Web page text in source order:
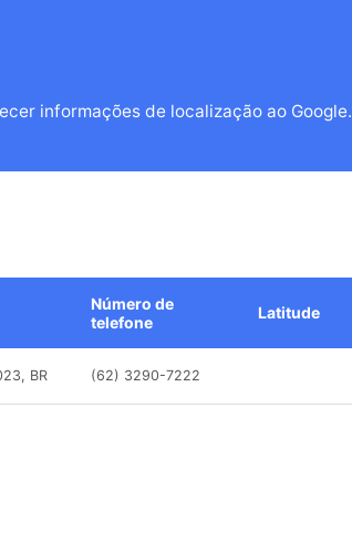
informações de localização ao Google.
Número de
telefone
Latitude
BR (62) 3290-7222